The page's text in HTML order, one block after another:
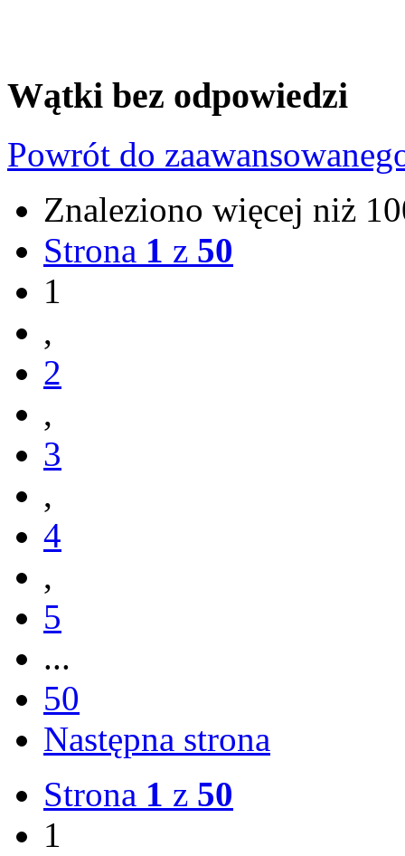
Wątki bez odpowiedzi
Powrót do
Znaleziono więcej niż
Strona 1 z 50
1
,
2
,
3
,
4
,
5
...
50
Następna strona
Strona 1 z 50
1